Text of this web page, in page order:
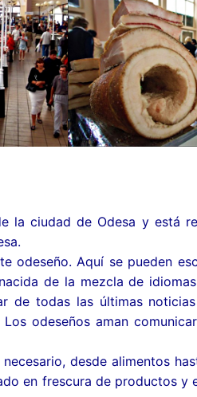
la ciudad de Odesa y está
odeseño. Aquí se pueden
de la mezcla de
de todas las últimas
odeseños aman
desde alimentos
en frescura de productos y